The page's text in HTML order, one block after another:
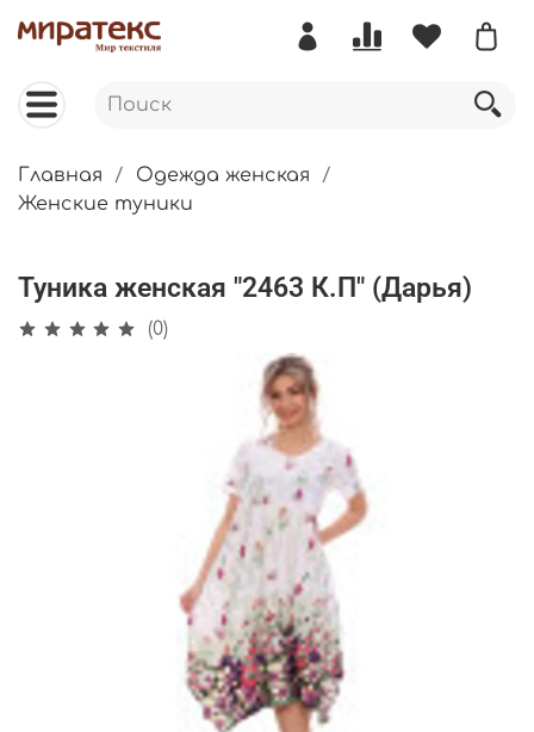
Главная
Одежда женская
Женские туники
Туника женская "2463 К.П" (Дарья)
(0)